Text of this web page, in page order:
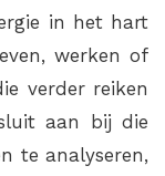
in het hart
werken of
verder reiken
aan bij die
te analyseren,